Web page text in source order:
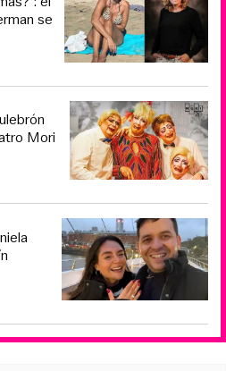
se
Mori